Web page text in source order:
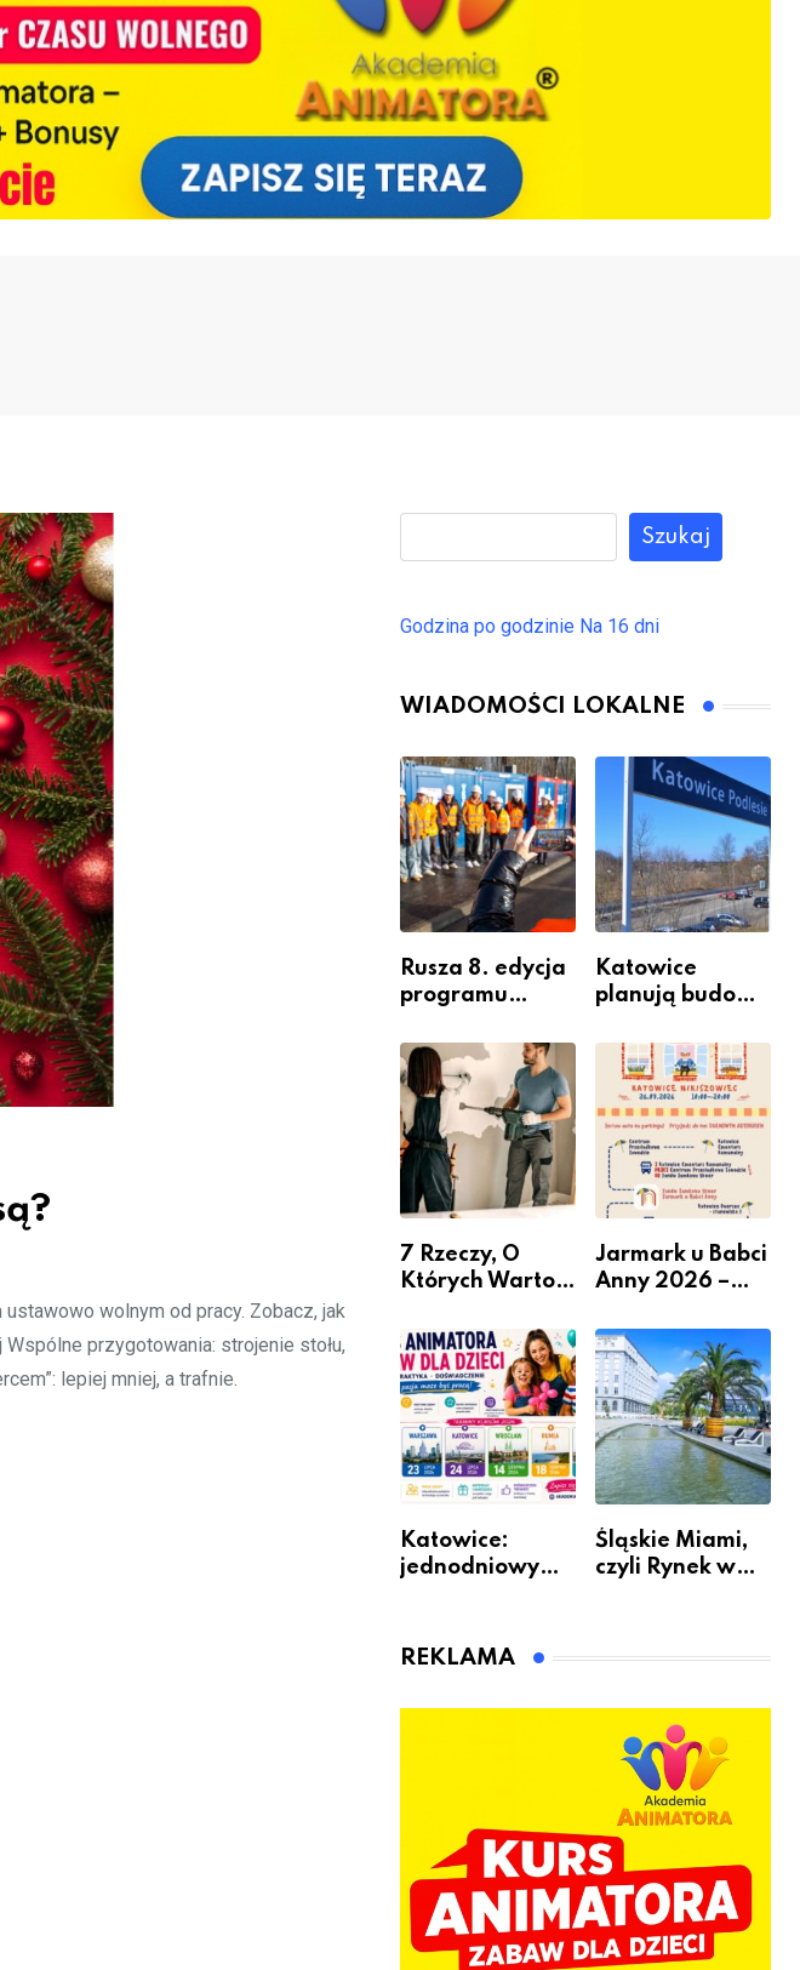
wolnym od pracy. Zobacz, jak
przygotowania: strojenie stołu,
lepiej mniej, a trafnie.
Szukaj
Godzina po godzinie Na 16 dni
WIADOMOŚCI LOKALNE
Rusza 8. edycja
programu
Miastem
Fachowców” –
nabór dla
przedsiębiorców
Katowice
planują budowę
przesiadkoweg
o w Podlesiu
7 Rzeczy, O
Których Warto
Remontem
Mieszkania
Jarmark u Babci
Anny 2026 –
Katowice:
jednodniowy
animatora
Śląskie Miami,
czyli Rynek w
REKLAMA